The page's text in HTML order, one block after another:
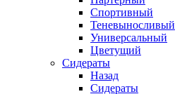
Спортивный
Теневыносливый
Универсальный
Цветущий
Сидераты
Назад
Сидераты